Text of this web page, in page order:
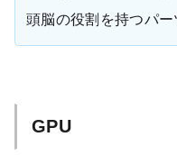
頭脳の役割を持つパー
GPU